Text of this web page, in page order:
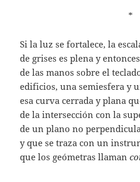
*
Si la luz se fortalece, la
de grises es plena y
de las manos sobre el
edificios, una semiesfera y
esa curva cerrada y plana
de la intersección con la
de un plano no
y que se traza con un
que los geómetras llaman